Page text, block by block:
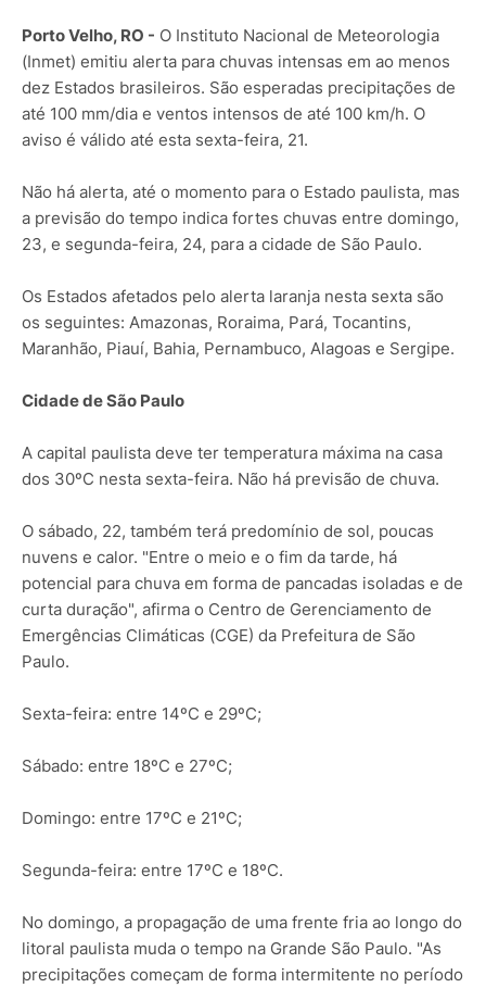
Porto Velho, RO - O Instituto Nacional de Meteorologia
(Inmet) emitiu alerta para chuvas intensas em ao menos
dez Estados brasileiros. São esperadas precipitações de
até 100 mm/dia e ventos intensos de até 100 km/h. O
aviso é válido até esta sexta-feira, 21.
Não há alerta, até o momento para o Estado paulista, mas
a previsão do tempo indica fortes chuvas entre domingo,
23, e segunda-feira, 24, para a cidade de São Paulo.
Os Estados afetados pelo alerta laranja nesta sexta são
os seguintes: Amazonas, Roraima, Pará, Tocantins,
Maranhão, Piauí, Bahia, Pernambuco, Alagoas e Sergipe.
Cidade de São Paulo
A capital paulista deve ter temperatura máxima na casa
dos 30ºC nesta sexta-feira. Não há previsão de chuva.
O sábado, 22, também terá predomínio de sol, poucas
nuvens e calor. "Entre o meio e o fim da tarde, há
potencial para chuva em forma de pancadas isoladas e de
curta duração", afirma o Centro de Gerenciamento de
Emergências Climáticas (CGE) da Prefeitura de São
Paulo.
Sexta-feira: entre 14ºC e 29ºC;
Sábado: entre 18ºC e 27ºC;
Domingo: entre 17ºC e 21ºC;
Segunda-feira: entre 17ºC e 18ºC.
No domingo, a propagação de uma frente fria ao longo do
litoral paulista muda o tempo na Grande São Paulo. "As
precipitações começam de forma intermitente no período